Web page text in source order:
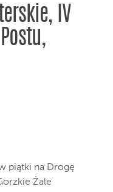
IV
piątki na Drogę
Żale